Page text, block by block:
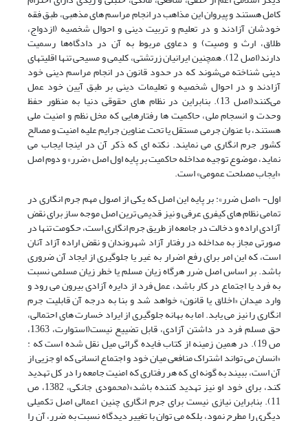
کامل هستند و پیروان این مذاهب در انجام مراسم های مذهبی، طبق فقه
خودشان آزادند و در تعلیم و تربیت دینی و احوال شخصیه (ازدواج،
طلاق، ارث و وصیت) و دعاوی مربوط به آن در دادگاه‌ها رسمیت
دارند(اصل 12). همچنین ایرانیان زرتشتی، کلیمی و مسیحی تنها اقلیتهای
دینی شناخته می‌شوند که در حدود قانون در انجام مراسم دینی خود
آزادند و در احوال شخصیه و تعلیمات دینی بر طبق آیین خود عمل
می‌کنند(اصل 13). بنابراین در نظام های حقوقی دنیا به منظور حفظ
وحدت و انسجام ملی، حاکمیت ها رفتارهایی که مخل نظم و امنیت ملی
هستند، با عنوان جرمی مستقل یا تحت عناوین جرایم علیه امنیت و مصالح
کشور جرم انگاری می نمایند. نکته ای که ذکر آن در اینجا ایجاب می
نماید، موضوع توجیه مداخله حاکمیت بر پایه اول اصل «ضرر» و دوم اصل
«ایجاب مصلحت عمومی» است.
اول- «اصل ضرر»: بر پایه این اصل که یکی از اصول مهم جرم انگاری در
تمامی نظام های کیفری عرفی و نیز قدیمی ترین اصل موجه ساز برای نقض
آزادی اراده و دخالت در جامعه از طریق جرم انگاری است، حکومت تنها در
صورتی مجاز به مداخله در رفتار آزاد شهروندان و نقض اراده آزاد آنان
است، که این امر برای رفع اضرار به غیر یا جلوگیری از ایجاد آن ضروری
باشد. بر اساس اصل ضرر هرگاه زیان مسلم یا خطر زیان مسلمی نسبت
به فرد یا اجتماع در کار باشد، عمل فرد از دایره آزادی بیرون می رود و
وارد میدان «اخلاق یا قانون» خواهد شد و بنا به درجه آن قابلیت جرم
انگاری را نیز می یابد. اما به بهانه جلوگیری از ایراد خسارت های احتمالی،
حق مسلم فرد در داشتن آزادی، قابل تضییع نیست(استوارت، 1363،
ص 19). در همین زمینه از کتاب فایده گرائی میل نقل شده است که :
«انسان می تواند اشتراک منافعی میان خود و اجتماع انسانی که او جزیی از
آن است، ببیند به گونه ای که هر رفتاری که امنیت جامعه را در کل تهدید
کند، برای خود او نیز تهدید کننده باشد»(محمودی جانکی، 1382، ص
11). بنابراین نیازی نیست برای جرم انگاری چنین اعمالی اصل تکمیلی
دیگری را مطرح نمود، بلکه می توان با تغییر دیدگاه نسبت به ضرر، آن را